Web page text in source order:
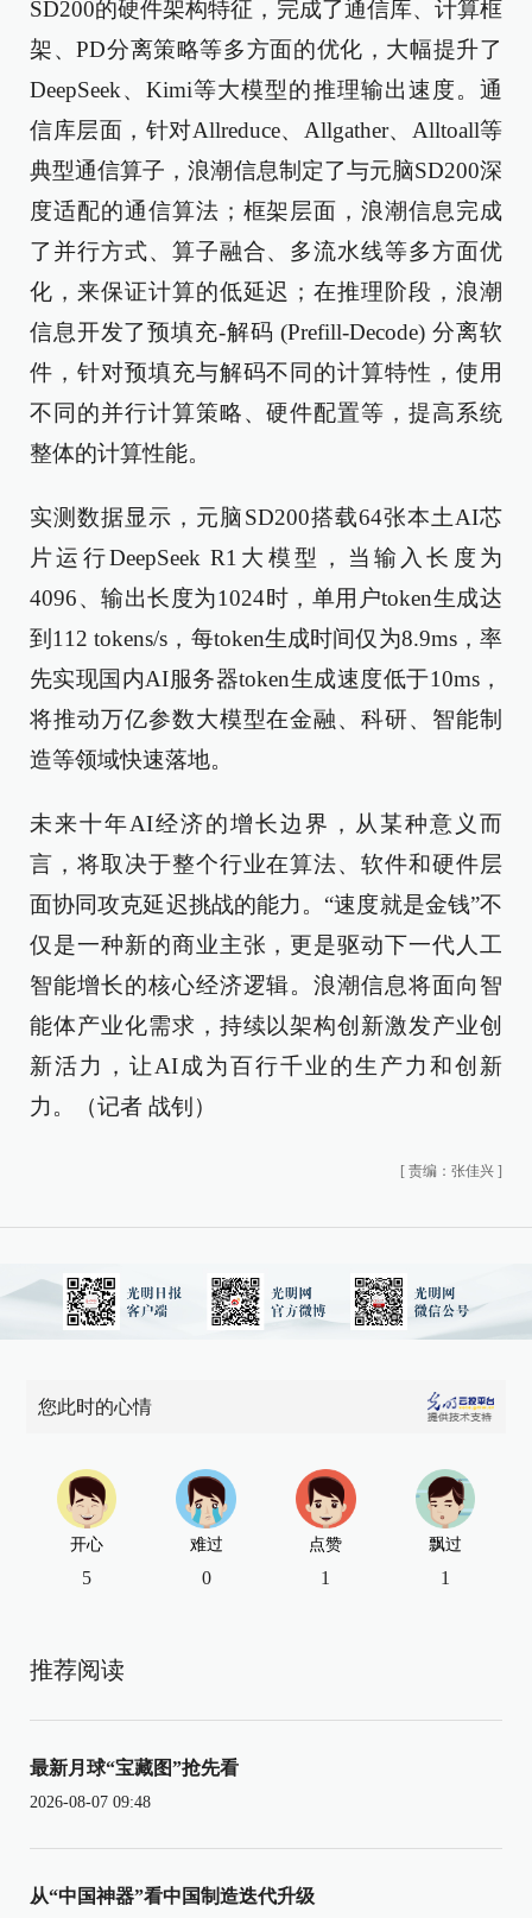
SD200的硬件架构特征，完成了通信库、计算框
架、PD分离策略等多方面的优化，大幅提升了
DeepSeek、Kimi等大模型的推理输出速度。通
信库层面，针对Allreduce、Allgather、Alltoall等
典型通信算子，浪潮信息制定了与元脑SD200深
度适配的通信算法；框架层面，浪潮信息完成
了并行方式、算子融合、多流水线等多方面优
化，来保证计算的低延迟；在推理阶段，浪潮
信息开发了预填充-解码 (Prefill-Decode) 分离软
件，针对预填充与解码不同的计算特性，使用
不同的并行计算策略、硬件配置等，提高系统
整体的计算性能。
实测数据显示，元脑SD200搭载64张本土AI芯
片运行DeepSeek R1大模型，当输入长度为
4096、输出长度为1024时，单用户token生成达
到112 tokens/s，每token生成时间仅为8.9ms，率
先实现国内AI服务器token生成速度低于10ms，
将推动万亿参数大模型在金融、科研、智能制
造等领域快速落地。
未来十年AI经济的增长边界，从某种意义而
言，将取决于整个行业在算法、软件和硬件层
面协同攻克延迟挑战的能力。“速度就是金钱”不
仅是一种新的商业主张，更是驱动下一代人工
智能增长的核心经济逻辑。浪潮信息将面向智
能体产业化需求，持续以架构创新激发产业创
新活力，让AI成为百行千业的生产力和创新
力。（记者 战钊）
[ 责编：张佳兴 ]
您此时的心情
开心
5
难过
0
点赞
1
飘过
1
推荐阅读
最新月球“宝藏图”抢先看
2026-08-07 09:48
从“中国神器”看中国制造迭代升级